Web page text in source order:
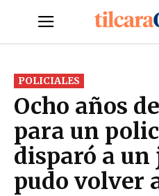
POLICIALES
Ocho años
para un
disparó a un
pudo volver